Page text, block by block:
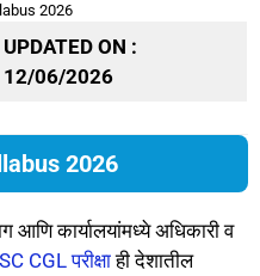
2026
UPDATED ON :
12/06/2026
2026
आणि कार्यालयांमध्ये अधिकारी व
CGL परीक्षाही देशातील